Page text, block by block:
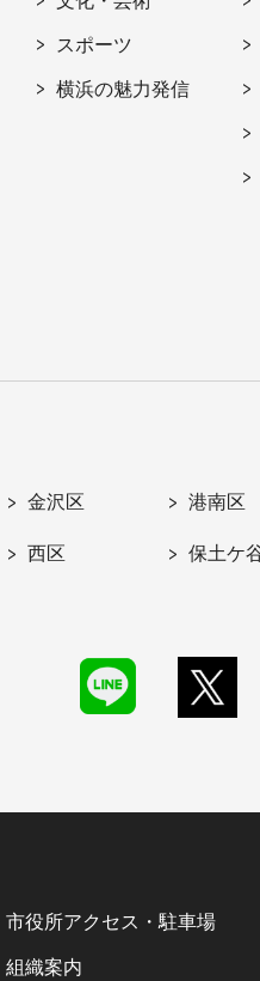
スポーツ
横浜の魅力発信
金沢区 港南区
西区 保土ケ
市役所アクセス・駐車場
組織案内